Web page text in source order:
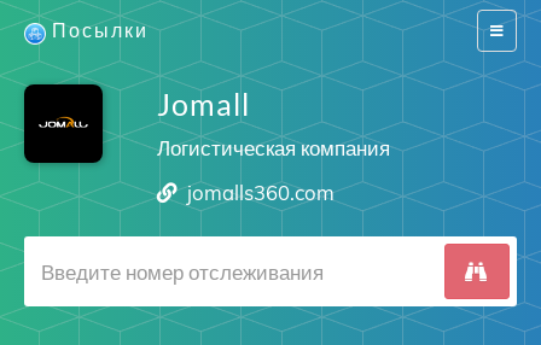
Switch
Посылки
Jomall
Логистическая компания
jomalls360.com